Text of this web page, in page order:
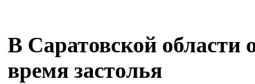
В Саратовской области
время застолья